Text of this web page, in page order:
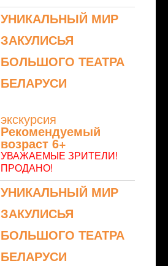
УНИКАЛЬНЫЙ МИР
ЗАКУЛИСЬЯ
БОЛЬШОГО ТЕАТРА
БЕЛАРУСИ
экскурсия
Рекомендуемый
возраст 6+
УВАЖАЕМЫЕ ЗРИТЕЛИ!
ПРОДАНО!
УНИКАЛЬНЫЙ МИР
ЗАКУЛИСЬЯ
БОЛЬШОГО ТЕАТРА
БЕЛАРУСИ